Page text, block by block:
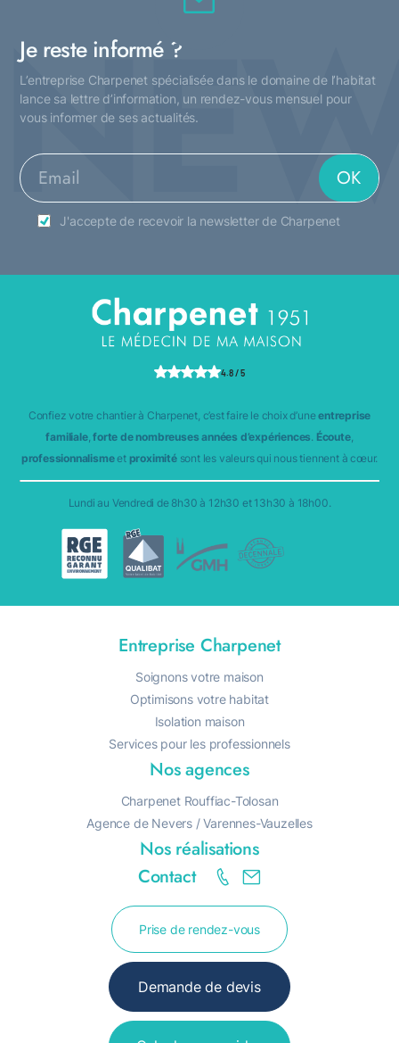
Je reste informé ?
L’entreprise Charpenet spécialisée dans le domaine de l’habitat
lance sa lettre d’information, un rendez-vous mensuel pour
vous informer de ses actualités.
J'accepte de recevoir la newsletter de Charpenet
4.8 / 5
Confiez votre chantier à Charpenet, c’est faire le choix d’uneentreprise
familiale,forte de nombreuses années d’expériences. Écoute,
professionnalismeet proximitésont les valeurs qui nous tiennent à cœur.
Lundi au Vendredi de 8h30 à 12h30 et 13h30 à 18h00.
Entreprise Charpenet
Soignons votre maison
Optimisons votre habitat
Isolation maison
Services pour les professionnels
Nos agences
Charpenet Rouffiac-Tolosan
Agence de Nevers / Varennes-Vauzelles
Nos réalisations
Contact
R A
Prise de rendez-vous
Demande de devis